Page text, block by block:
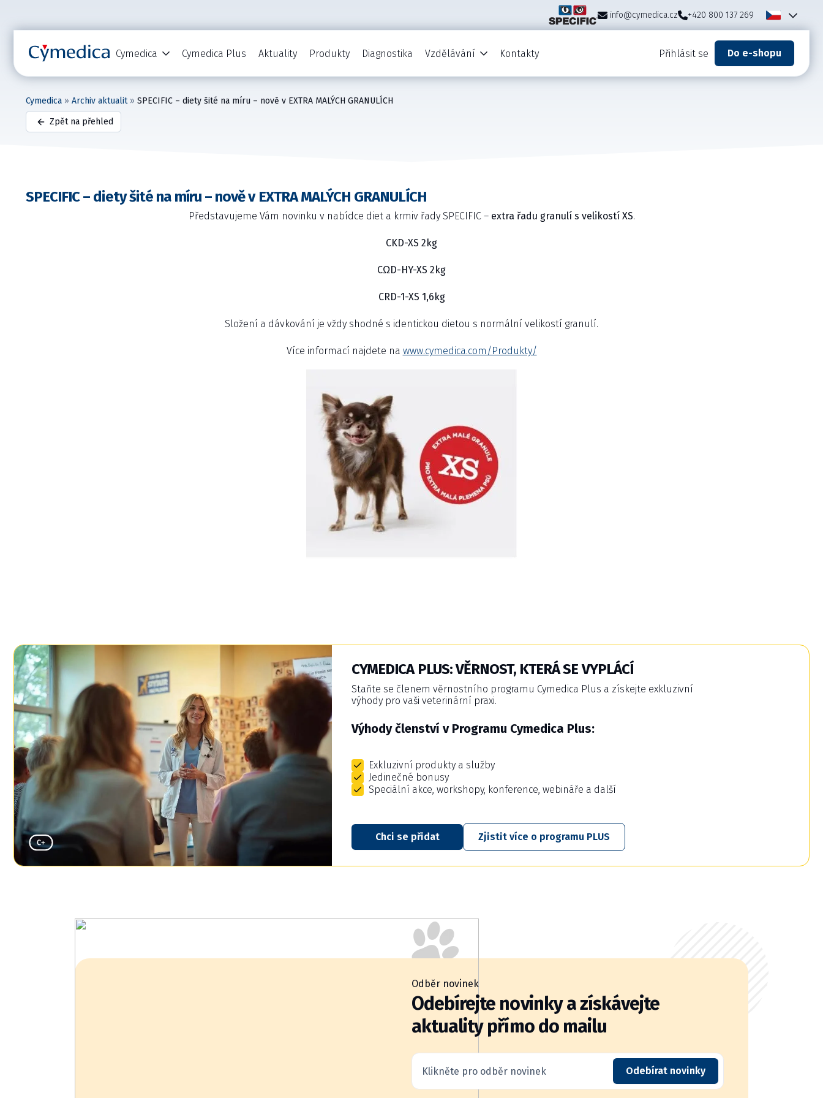
info@cymedica.cz +420 800 137 269
Cymedica Cymedica Plus Aktuality Produkty Diagnostika Vzdělávání Kontakty Přihlásit se Do e-shopu
Cymedica » Archiv aktualit» SPECIFIC – diety šité na míru – nově v EXTRA MALÝCH GRANULÍCH
Zpět na přehled
SPECIFIC – diety šité na míru – nově v EXTRA MALÝCH GRANULÍCH
Představujeme Vám novinku v nabídce diet a krmiv řady SPECIFIC – extra řadu granulí s velikostí XS.
CKD-XS 2kg
CΩD-HY-XS 2kg
CRD-1-XS 1,6kg
Složení a dávkování je vždy shodné s identickou dietou s normální velikostí granulí.
Více informací najdete na www.cymedica.com/Produkty/
CYMEDICA PLUS: VĚRNOST, KTERÁ SE VYPLÁCÍ
Staňte se členem věrnostního programu Cymedica Plus a získejte exkluzivní
výhody pro vaši veterinární praxi.
Výhody členství v Programu Cymedica Plus:
Exkluzivní produkty a služby
Jedinečné bonusy
Speciální akce, workshopy, konference, webináře a další
Chci se přidat Zjistit více o programu PLUS
Odběr novinek
Odebírejte novinky a získávejte
aktuality přímo do mailu
Klikněte pro odběr novinek Odebírat novinky